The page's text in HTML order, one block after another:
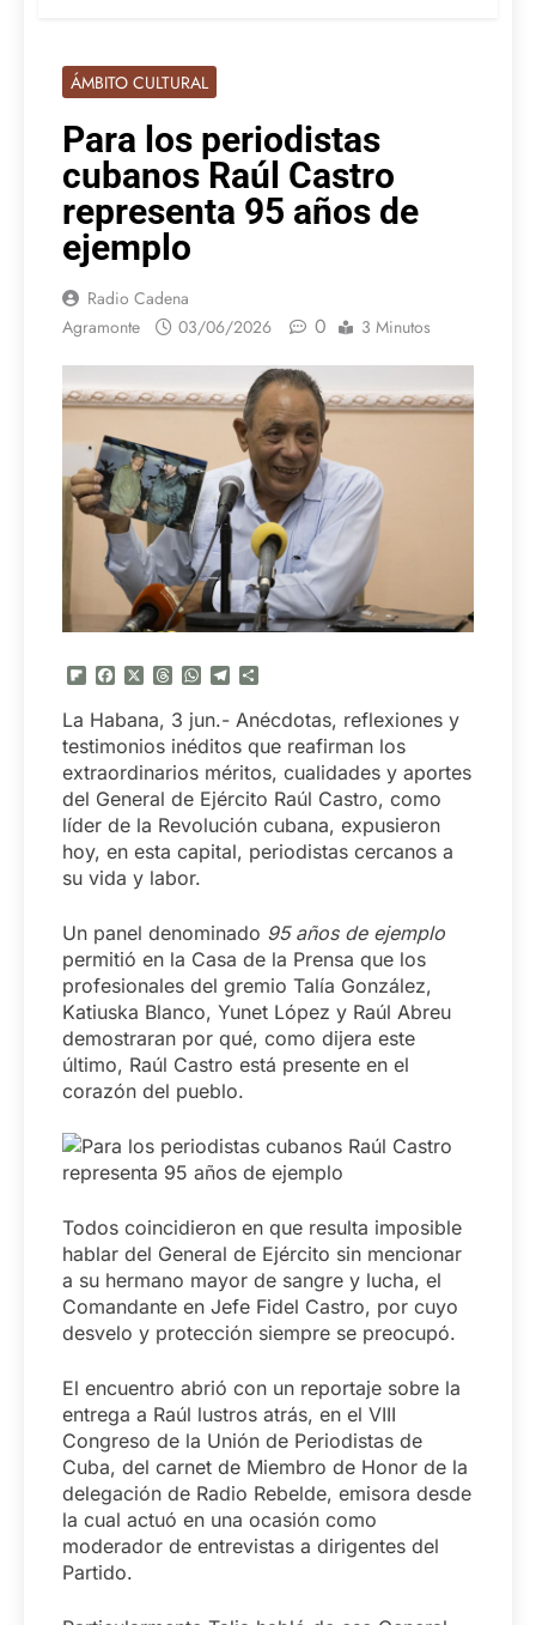
ÁMBITO CULTURAL
Para los periodistas
cubanos Raúl Castro
representa 95 años de
ejemplo
Radio Cadena
Agramonte
03/06/2026 0 3 Minutos
Flipboard
Facebook
X Threads
WhatsApp
Telegram
La Habana, 3 jun.- Anécdotas, reflexiones y
testimonios inéditos que reafirman los
extraordinarios méritos, cualidades y aportes
del General de Ejército Raúl Castro, como
líder de la Revolución cubana, expusieron
hoy, en esta capital, periodistas cercanos a
su vida y labor.
Un panel denominado 95 años de ejemplo
permitió en la Casa de la Prensa que los
profesionales del gremio Talía González,
Katiuska Blanco, Yunet López y Raúl Abreu
demostraran por qué, como dijera este
último, Raúl Castro está presente en el
corazón del pueblo.
Todos coincidieron en que resulta imposible
hablar del General de Ejército sin mencionar
a su hermano mayor de sangre y lucha, el
Comandante en Jefe Fidel Castro, por cuyo
desvelo y protección siempre se preocupó.
El encuentro abrió con un reportaje sobre la
entrega a Raúl lustros atrás, en el VIII
Congreso de la Unión de Periodistas de
Cuba, del carnet de Miembro de Honor de la
delegación de Radio Rebelde, emisora desde
la cual actuó en una ocasión como
moderador de entrevistas a dirigentes del
Partido.